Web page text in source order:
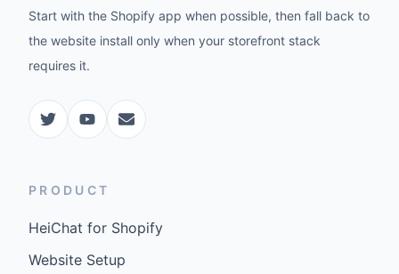
Start with the Shopify app when possible, then fall back to
the website install only when your storefront stack
requires it.
PRODUCT
HeiChat for Shopify
Website Setup